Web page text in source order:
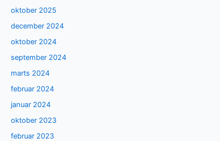
oktober 2025
december 2024
oktober 2024
september 2024
marts 2024
februar 2024
januar 2024
oktober 2023
februar 2023